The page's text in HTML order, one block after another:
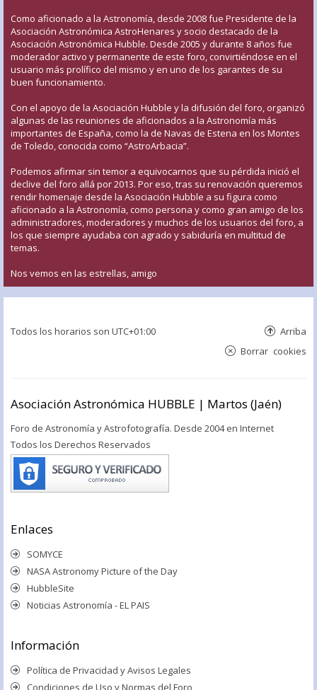
Como aficionado a la Astronomía, desde 2008 fue Presidente de la
Asociación Astronómica AstroHenares y socio destacado de la
Asociación Astronómica Hubble. Desde 2005 y durante 8 años fue
moderador activo y permanente de este foro, convirtiéndose en el
usuario más prolífico del mismo y en uno de los garantes de su
buen funcionamiento.
Con el apoyo de la Asociación Hubble y la difusión del foro, organizó
algunas de las reuniones de aficionados a la Astronomía más
importantes de España, como la de Navas de Estena en los Montes
de Toledo, conocida como “AstroArbacia”.
Podemos afirmar sin temor a equivocarnos que su pérdida inició el
declive del foro allá por 2013. Por eso, tras su renovación queremos
rendir homenaje desde la Asociación Hubble a su figura como
aficionado a la Astronomía, como persona y como gran amigo de los
administradores, moderadores y muchos de los usuarios del foro, a
los que siempre ayudaba con agrado y sabiduría en multitud de
temas.
Nos vemos en las estrellas, amigo
Todos los horarios son UTC+01:00 Arriba
Borrar cookies
Asociación Astronómica HUBBLE | Martos (Jaén)
Foro de Astronomía y Astrofotografía. Desde 2004 en Internet
Todos los Derechos Reservados
Enlaces
SOMYCE
NASA Astronomy Picture of the Day
HubbleSite
Noticias Astronomía - EL PAIS
Información
Política de Privacidad y Avisos Legales
Condiciones de Uso y Normas del Foro